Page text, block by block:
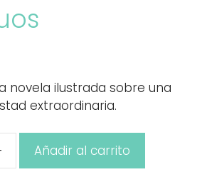
novela ilustrada sobre una
extraordinaria.
Monstruos
Añadir al carrito